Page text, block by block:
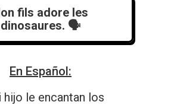
fils adore les
dinosaures. 🗣️
En Español:
hijo le encantan los